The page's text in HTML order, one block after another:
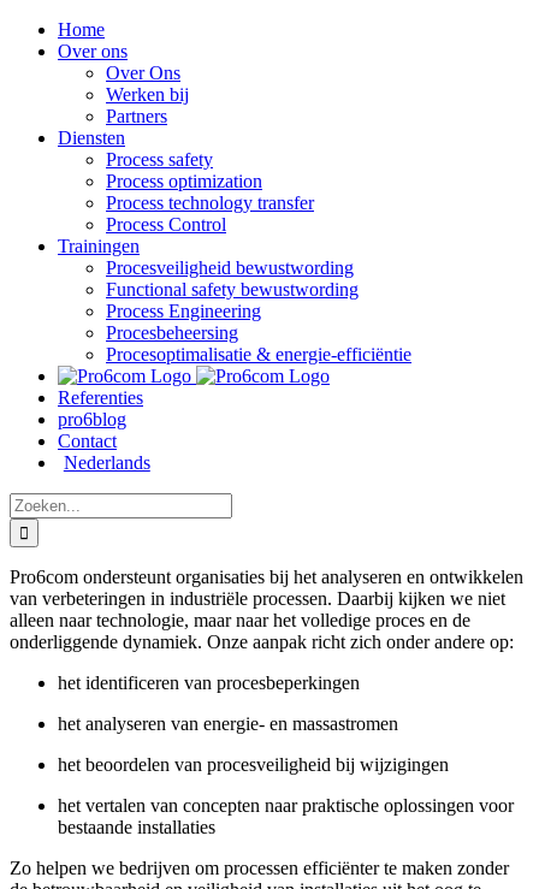
naar
Home
Over ons
Over Ons
Werken bij
Partners
Diensten
Process safety
Process optimization
Process technology transfer
Process Control
Trainingen
Procesveiligheid bewustwording
Functional safety bewustwording
Process Engineering
Procesbeheersing
Procesoptimalisatie & energie-efficiëntie
Referenties
pro6blog
Contact
Nederlands
Zoeken
naar:
Pro6com ondersteunt organisaties bij het analyseren en ontwikkelen
van verbeteringen in industriële processen. Daarbij kijken we niet
alleen naar technologie, maar naar het volledige proces en de
onderliggende dynamiek. Onze aanpak richt zich onder andere op:
het identificeren van procesbeperkingen
het analyseren van energie- en massastromen
het beoordelen van procesveiligheid bij wijzigingen
het vertalen van concepten naar praktische oplossingen voor
bestaande installaties
Zo helpen we bedrijven om processen efficiënter te maken zonder